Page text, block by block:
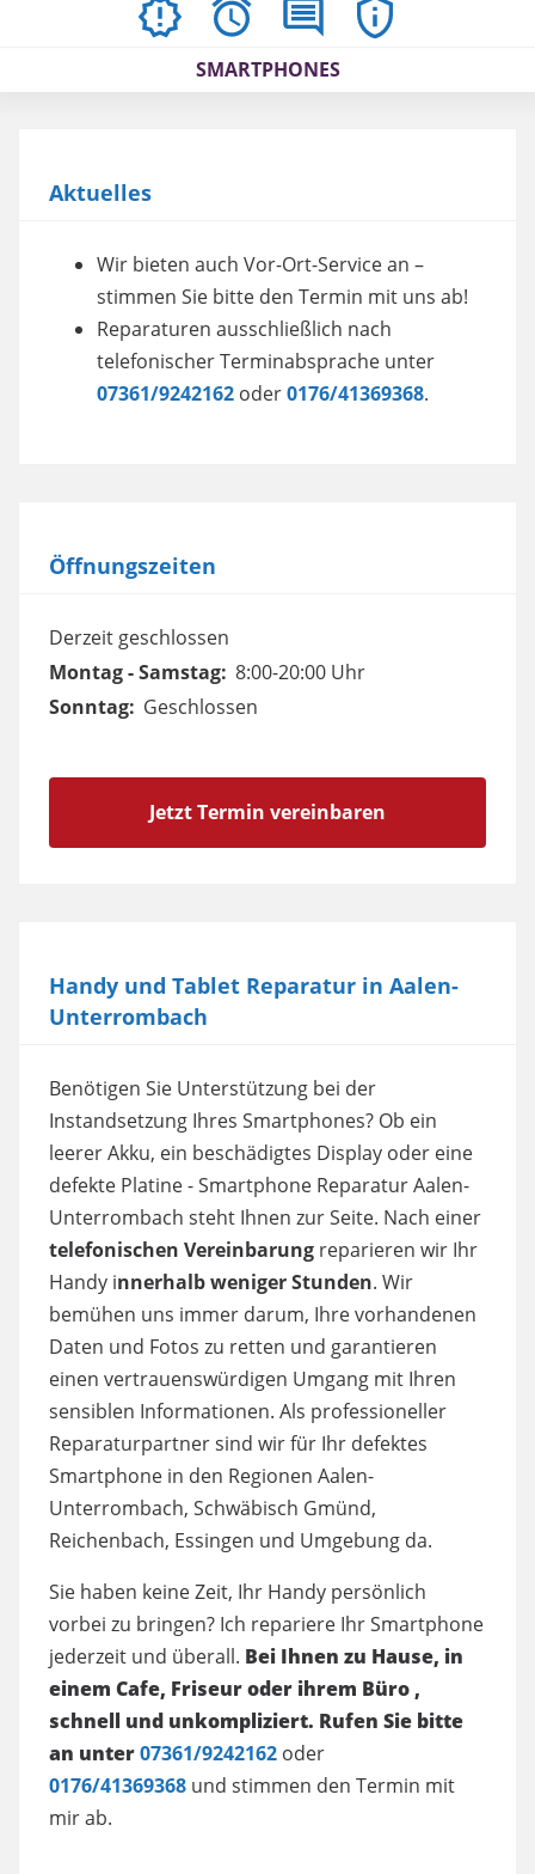
AKTUELLESÖFFNUNGSZEITEN
BEWERTUNGEN
IMPRESSUM
/
SMARTPHONES
Aktuelles
Wir bieten auch Vor-Ort-Service an –
stimmen Sie bitte den Termin mit uns ab!
Reparaturen ausschließlich nach
telefonischer Terminabsprache unter
07361/9242162 oder0176/41369368.
Öffnungszeiten
Derzeit geschlossen
Montag - Samstag: 8:00-20:00 Uhr
Sonntag: Geschlossen
Jetzt Termin vereinbaren
Handy und Tablet Reparatur in Aalen-
Unterrombach
Benötigen Sie Unterstützung bei der
Instandsetzung Ihres Smartphones? Ob ein
leerer Akku, ein beschädigtes Display oder eine
defekte Platine - Smartphone Reparatur Aalen-
Unterrombach steht Ihnen zur Seite. Nach einer
telefonischen Vereinbarung reparieren wir Ihr
Handy innerhalb weniger Stunden. Wir
bemühen uns immer darum, Ihre vorhandenen
Daten und Fotos zu retten und garantieren
einen vertrauenswürdigen Umgang mit Ihren
sensiblen Informationen. Als professioneller
Reparaturpartner sind wir für Ihr defektes
Smartphone in den Regionen Aalen-
Unterrombach, Schwäbisch Gmünd,
Reichenbach, Essingen und Umgebung da.
Sie haben keine Zeit, Ihr Handy persönlich
vorbei zu bringen? Ich repariere Ihr Smartphone
jederzeit und überall. Bei Ihnen zu Hause, in
einem Cafe, Friseur oder ihrem Büro ,
schnell und unkompliziert. Rufen Sie bitte
an unter07361/9242162 oder
0176/41369368 und stimmen den Termin mit
mir ab.